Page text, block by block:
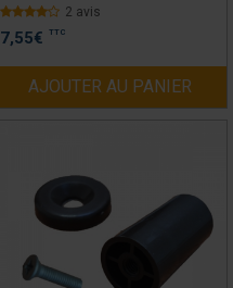
2 avis
7,55€ TTC
AJOUTER AU PANIER